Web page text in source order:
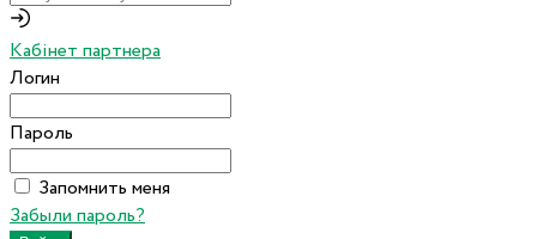
Кабінет партнера
Логин
Пароль
Запомнить меня
Забыли пароль?